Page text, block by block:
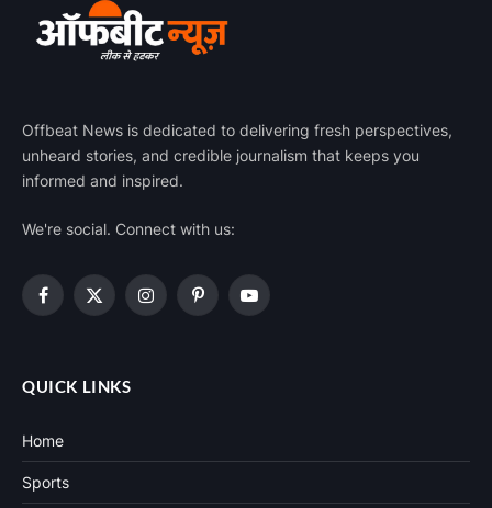
Offbeat News is dedicated to delivering fresh perspectives,
unheard stories, and credible journalism that keeps you
informed and inspired.
We're social. Connect with us:
Facebook
X
InstagramPinterestYouTube
QUICK LINKS
Home
Sports